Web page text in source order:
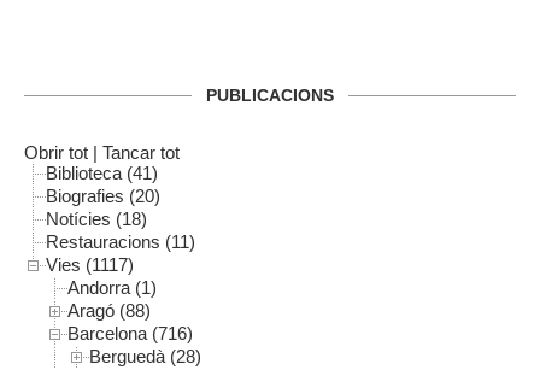
PUBLICACIONS
Obrir tot | Tancar tot
Biblioteca (41)
Biografies (20)
Notícies (18)
Restauracions (11)
Vies (1117)
Andorra (1)
Aragó (88)
Barcelona (716)
Berguedà (28)